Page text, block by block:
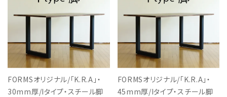
FORMSオリジナル/「K.R.A」・
30mm厚/Iタイプ・スチール脚
FORMSオリジナル/「K.R.A」・
45mm厚/Iタイプ・スチール脚